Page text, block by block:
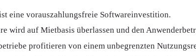
eine vorauszahlungsfreie Softwareinvestition.
wird auf Mietbasis überlassen und den
profitieren von einem unbegrenzten